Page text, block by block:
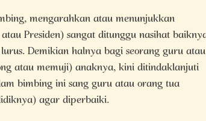
mengarahkan atau menunjukkan
Presiden) sangat ditunggu nasihat
Demikian halnya bagi seorang guru atau
atau memuji) anaknya, kini ditindaklanjuti
bimbing ini sang guru atau orang tua
agar diperbaiki.